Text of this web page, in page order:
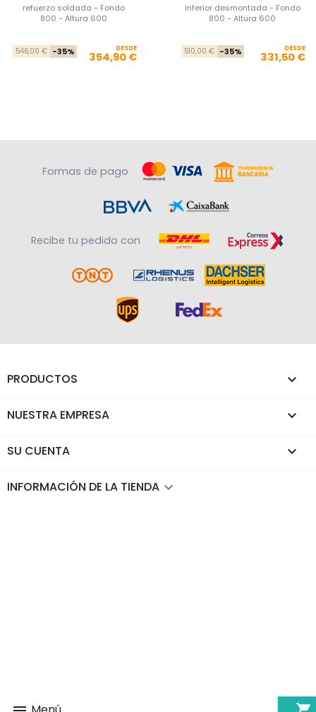
refuerzo soldada - Fondo
800 - Altura 600
Precio base
546,00 € -35% Precio
DESDE
354,90 €
inferior desmontada - Fondo
800 - Altura 600
510,00 € -35% DESDE
331,50 €
Formas de pago
Recibe tu pedido con
PRODUCTOS 
NUESTRA EMPRESA 
SU CUENTA 
INFORMACIÓN DE LA TIENDA keyboard_arrow_down